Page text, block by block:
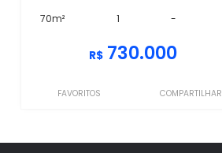
70m² 1 -
R$ 730.000
FAVORITOS COMPARTILHAR